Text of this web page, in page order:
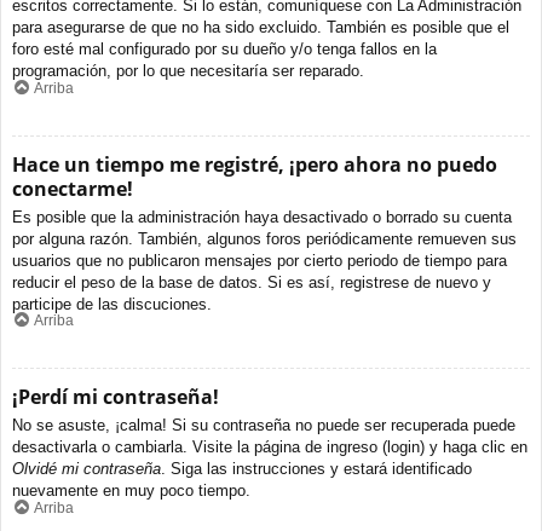
escritos correctamente. Si lo están, comuníquese con La Administración
para asegurarse de que no ha sido excluido. También es posible que el
foro esté mal configurado por su dueño y/o tenga fallos en la
programación, por lo que necesitaría ser reparado.
Arriba
Hace un tiempo me registré, ¡pero ahora no puedo
conectarme!
Es posible que la administración haya desactivado o borrado su cuenta
por alguna razón. También, algunos foros periódicamente remueven sus
usuarios que no publicaron mensajes por cierto periodo de tiempo para
reducir el peso de la base de datos. Si es así, registrese de nuevo y
participe de las discuciones.
Arriba
¡Perdí mi contraseña!
No se asuste, ¡calma! Si su contraseña no puede ser recuperada puede
desactivarla o cambiarla. Visite la página de ingreso (login) y haga clic en
Olvidé mi contraseña. Siga las instrucciones y estará identificado
nuevamente en muy poco tiempo.
Arriba